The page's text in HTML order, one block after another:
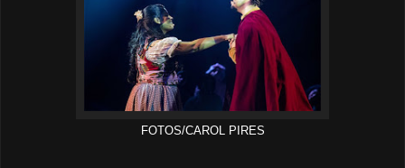
FOTOS/CAROL PIRES